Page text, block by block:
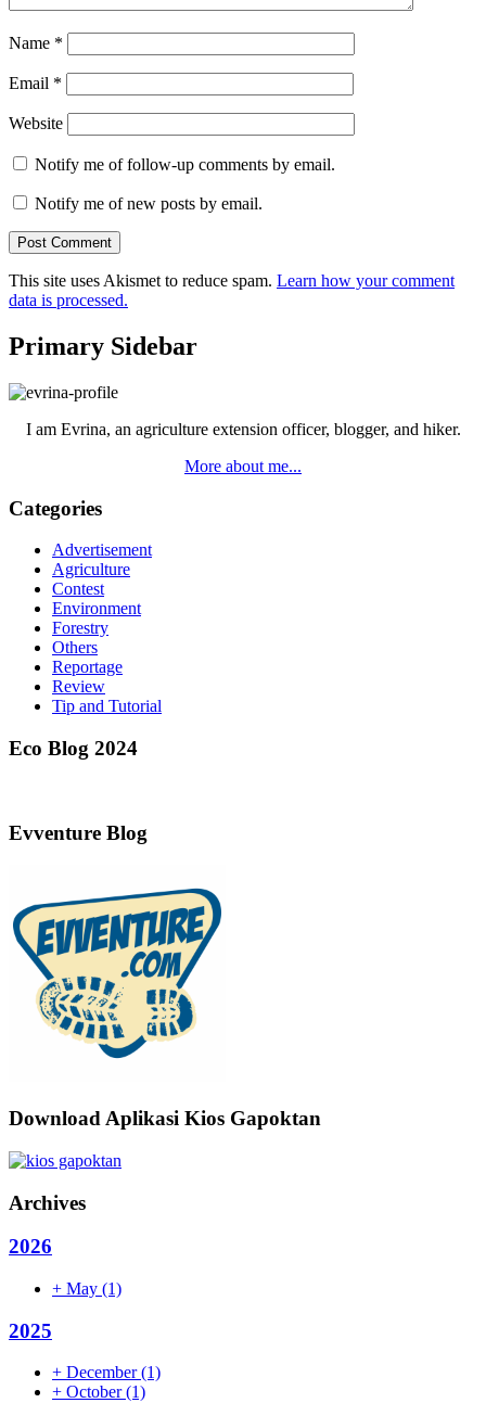
Name *
Email *
Website
Notify me of follow-up comments by email.
Notify me of new posts by email.
This site uses Akismet to reduce spam. Learn how your comment
data is processed.
Primary Sidebar
I am Evrina, an agriculture extension officer, blogger, and hiker.
More about me...
Categories
Advertisement
Agriculture
Contest
Environment
Forestry
Others
Reportage
Review
Tip and Tutorial
Eco Blog 2024
Evventure Blog
Download Aplikasi Kios Gapoktan
Archives
2026
+ May (1)
2025
+ December(1)
+ October(1)